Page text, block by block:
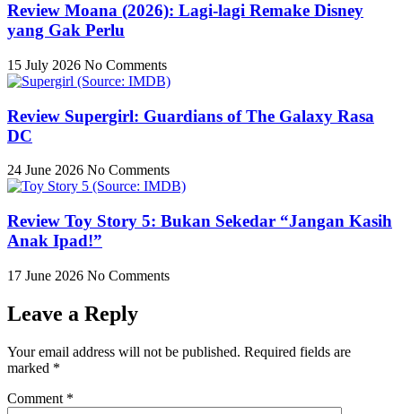
Review Moana (2026): Lagi-lagi Remake Disney
yang Gak Perlu
15 July 2026 No Comments
Review Supergirl: Guardians of The Galaxy Rasa
DC
24 June 2026 No Comments
Review Toy Story 5: Bukan Sekedar “Jangan Kasih
Anak Ipad!”
17 June 2026 No Comments
Leave a Reply
Your email address will not be published. Required fields are
marked *
Comment *